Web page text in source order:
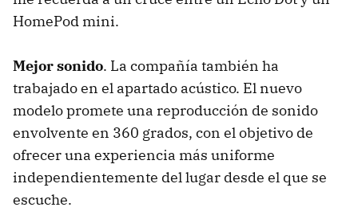
HomePod mini.
Mejor sonido. La compañía también ha
trabajado en el apartado acústico. El nuevo
modelo promete una reproducción de sonido
envolvente en 360 grados, con el objetivo de
ofrecer una experiencia más uniforme
independientemente del lugar desde el que se
escuche.